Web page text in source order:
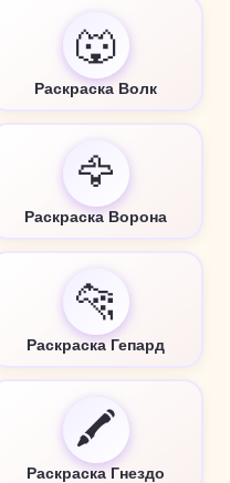
🐺
Раскраска Волк
🦅
Раскраска Ворона
🐆
Раскраска Гепард
🖍️
Раскраска Гнездо